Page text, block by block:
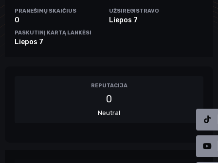
PRANEŠIMŲ SKAIČIUS
0
UŽSIREGISTRAVO
Liepos 7
PASKUTINĮ KARTĄ LANKĖSI
Liepos 7
REPUTACIJA
0
Neutral